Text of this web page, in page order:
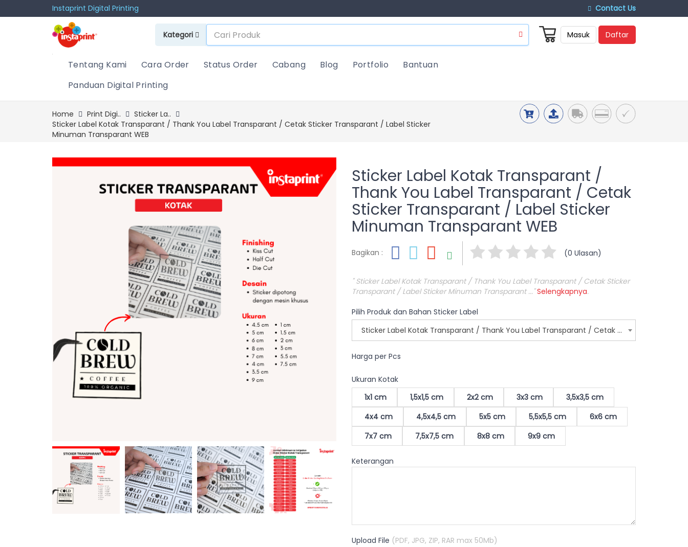
Instaprint Digital Printing Contact Us
Kategori Masuk Daftar
Tentang Kami Cara Order Status Order Cabang Blog Portfolio
Bantuan
Panduan Digital Printing
Home Print Digi..
Sticker La..
Sticker Label Kotak Transparant / Thank You Label Transparant / Cetak Sticker Transparant / Label Sticker
Minuman Transparant WEB
Sticker Label Kotak Transparant /
Thank You Label Transparant / Cetak
Sticker Transparant / Label Sticker
Minuman Transparant WEB
Bagikan : (0 Ulasan)
" Sticker Label Kotak Transparant / Thank You Label Transparant / Cetak Sticker
Transparant / Label Sticker Minuman Transparant ..."Selengkapnya.
Pilih Produk dan Bahan Sticker Label
Sticker Label Kotak Transparant / Thank You Label Transparant / Cetak Sticker Transparant / Label Sticker Minuman Transparant WEB
Harga per Pcs
Ukuran Kotak
1x1 cm
1,5x1,5 cm 2x2 cm 3x3 cm
3,5x3,5 cm
4x4 cm
4,5x4,5 cm 5x5 cm 5,5x5,5 cm
6x6 cm
7x7 cm
7,5x7,5 cm 8x8 cm 9x9 cm
Keterangan
Upload File (PDF, JPG, ZIP, RAR max 50Mb)